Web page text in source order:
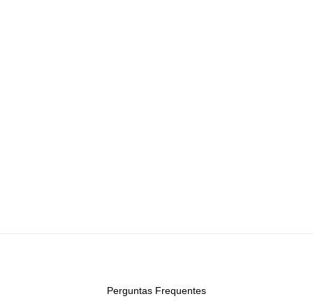
Perguntas Frequentes